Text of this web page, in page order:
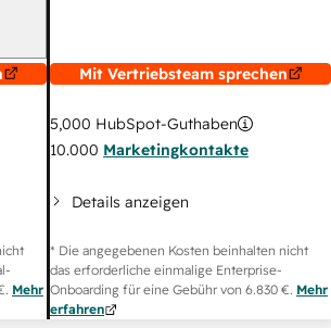
. Mehr
Mit Vertriebsteam sprechen
5,000 HubSpot-Guthaben
10.000 Marketingkontakte
Details anzeigen
* Die angegebenen Kosten beinhalten nicht
das erforderliche einmalige Enterprise-
Onboarding für eine Gebühr von 6.830 €. Mehr
erfahren